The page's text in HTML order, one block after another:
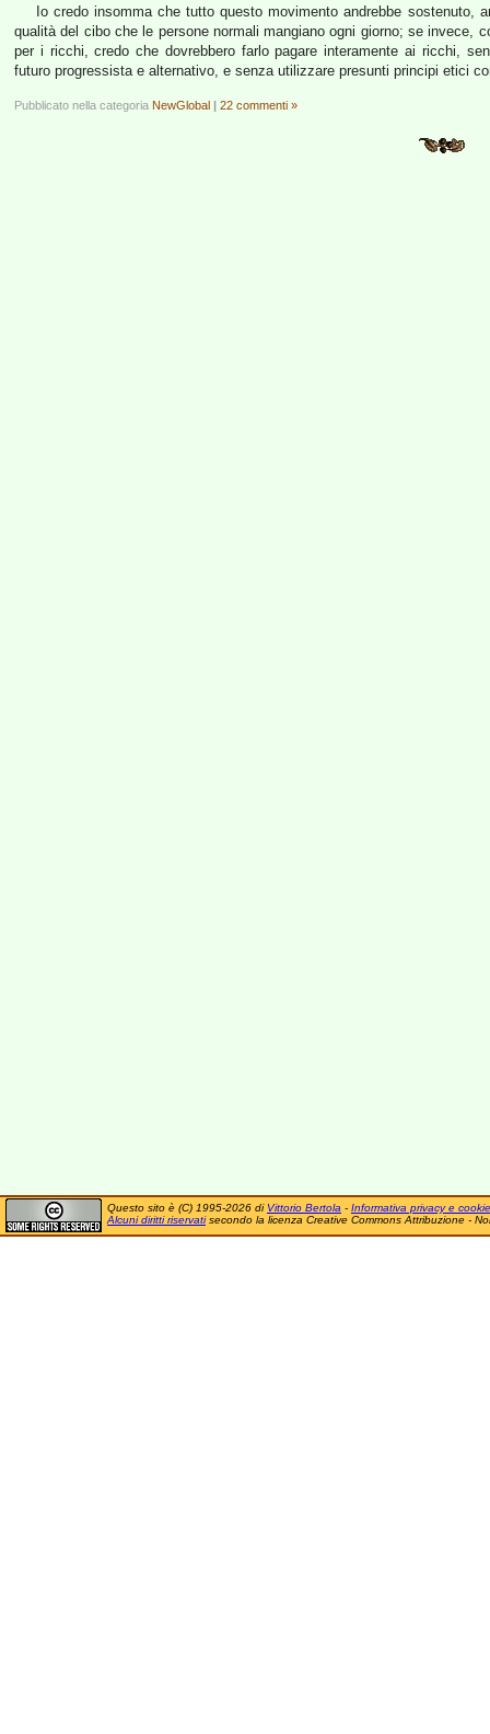
Io credo insomma che tutto questo movimento andrebbe
qualità del cibo che le persone normali mangiano ogni giorno; se invece,
per i ricchi, credo che dovrebbero farlo pagare interamente ai ricchi,
futuro progressista e alternativo, e senza utilizzare presunti principi etici
Pubblicato nella categoria NewGlobal | 22 commenti »
Questo sito è (C) 1995-2026 di Vittorio Bertola - Informativa privacy e cookie
Alcuni diritti riservatisecondo la licenza Creative Commons Attribuzione -